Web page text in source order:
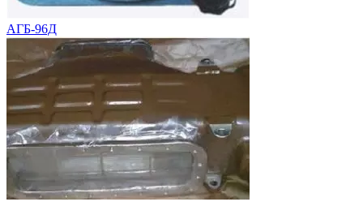
АГБ-96Д